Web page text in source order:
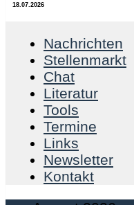
18.07.2026
Nachrichten
Stellenmarkt
Chat
Literatur
Tools
Termine
Links
Newsletter
Kontakt